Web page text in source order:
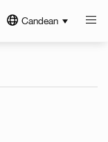
Candean